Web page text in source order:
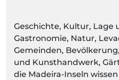
Geschichte, Kultur, Lage
Gastronomie, Natur,
Gemeinden,
und Kunsthandwerk,
die Madeira-Inseln